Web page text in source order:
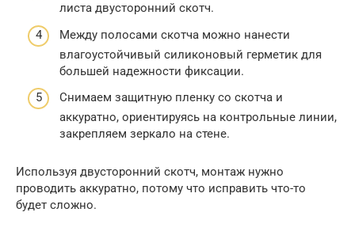
листа двусторонний скотч.
Между полосами скотча можно нанести
влагоустойчивый силиконовый герметик для
большей надежности фиксации.
Снимаем защитную пленку со скотча и
аккуратно, ориентируясь на контрольные линии,
закрепляем зеркало на стене.
Используя двусторонний скотч, монтаж нужно
проводить аккуратно, потому что исправить что-то
будет сложно.